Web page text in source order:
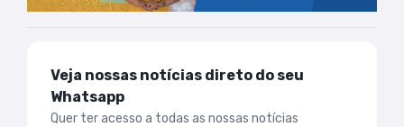
Veja nossas notícias direto do seu
Whatsapp
Quer ter acesso a todas as nossas notícias